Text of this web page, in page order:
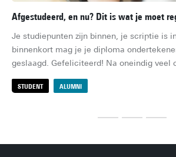
STUDENT ALUMNI
Afgestudeerd, en nu? Dit is wat je moet
Je studiepunten zijn binnen, je scriptie is
binnenkort mag je je diploma
geslaagd. Gefeliciteerd! Na oneindig veel
klaar. Of nou ja, bijna… Er zijn namelijk
burgerleven kunt beginnen. Dit is de